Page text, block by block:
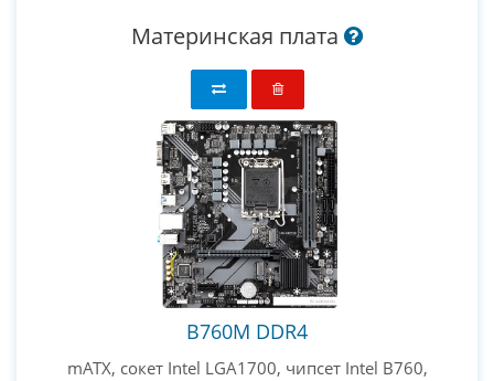
Материнская плата
B760M DDR4
mATX, сокет Intel LGA1700, чипсет Intel B760,